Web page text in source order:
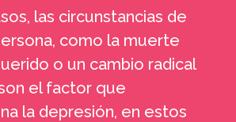
las circunstancias de
como la muerte
o un cambio radical
el factor que
la depresión, en estos